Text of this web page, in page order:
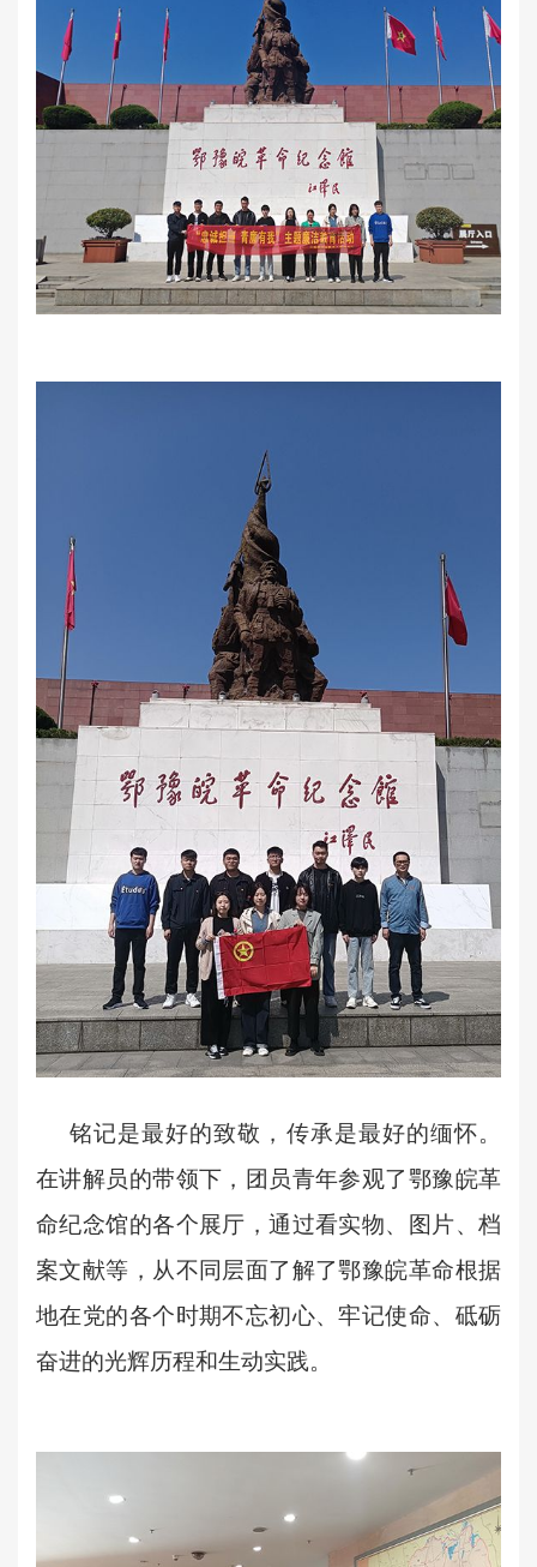
铭记是最好的致敬，传承是最好的缅怀。
在讲解员的带领下，团员青年参观了鄂豫皖革
命纪念馆的各个展厅，通过看实物、图片、档
案文献等，从不同层面了解了鄂豫皖革命根据
地在党的各个时期不忘初心、牢记使命、砥砺
奋进的光辉历程和生动实践。